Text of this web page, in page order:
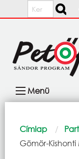
Ugrás a tartalomra
Keresés
navigáció
Menü
Morzsa
Címlap
Current:
Gömör-